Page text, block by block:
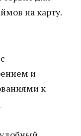
на карту.
и
к